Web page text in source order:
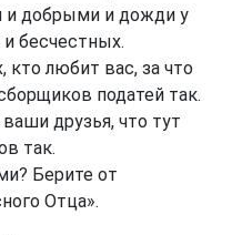
и добрыми и дожди у
бесчестных.
кто любит вас, за что
податей так.
друзья, что тут
так.
Берите от
Отца».